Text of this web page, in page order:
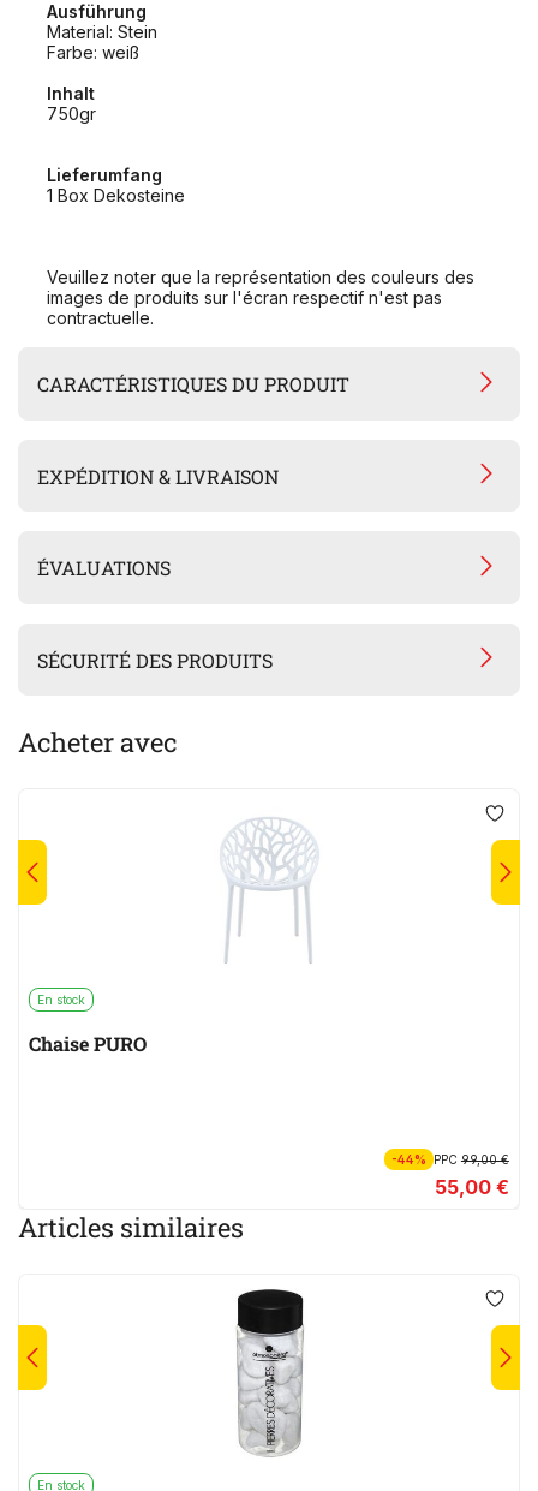
Ausführung
Material: Stein
Farbe: weiß
Inhalt
750gr
Lieferumfang
1 Box Dekosteine
Veuillez noter que la représentation des couleurs des
images de produits sur l'écran respectif n'est pas
contractuelle.
CARACTÉRISTIQUES DU PRODUIT
EXPÉDITION & LIVRAISON
ÉVALUATIONS
SÉCURITÉ DES PRODUITS
Acheter avec
En stock
Chaise PURO
-44% PPC99,00 €
55,00 €
Articles similaires
En stock